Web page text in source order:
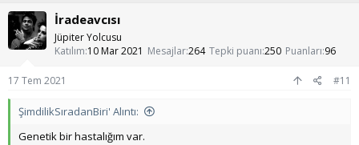
İradeavcısı
Jüpiter Yolcusu
Katılım 10 Mar 2021 Mesajlar264 Tepki puanı 250 Puanları 96
17 Tem 2021 #11
ŞimdilikSıradanBiri' Alıntı:
Genetik bir hastalığım var.